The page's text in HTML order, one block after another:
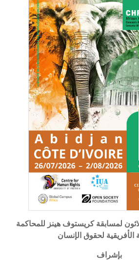
لمسابقة كريستوف هينز للمحاكمة
الأفريقية لحقوق الإنسان
بإشراف